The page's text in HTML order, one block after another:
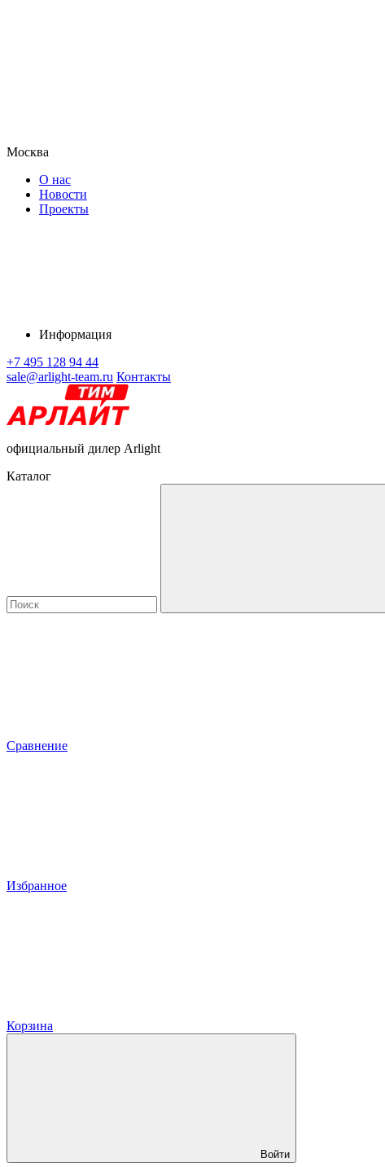
Москва
О нас
Новости
Проекты
Информация
+7 495 128 94 44
sale@arlight-team.ru Контакты
официальный дилер Arlight
Каталог
Сравнение
Избранное
Корзина
Войти